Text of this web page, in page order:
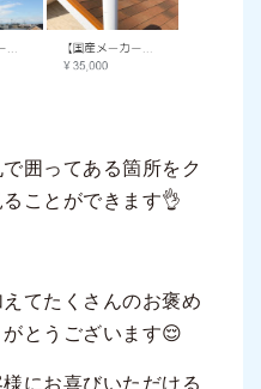
囲ってある箇所をク
ことができます👌
てたくさんのお褒め
とうございます😌
にお喜びいただける